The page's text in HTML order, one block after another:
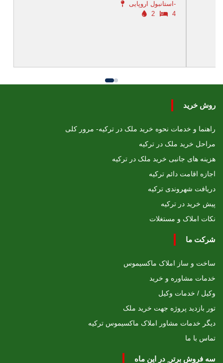
استانبول اروپایی-
4
2
روش خرید
راهنما و خدمات نحوه خرید ملک در ترکیه- مرور کلی
مراحل خرید ملک در ترکیه
هزینه های جانبی خرید ملک در ترکیه
اجازه اقامت دائم ترکیه
دریافت شهروندی ترکیه
پیش خرید در ترکیه
نکات املاک و مستغلات
شرکت ما
ساخت و ساز املاک ماکسیموس
خدمات مشاوره و خرید
وکیل / خدمات وکیل
تور بازدید پروژه جهت خرید ملک
دیگر خدمات مشاور املاک ماکسیموس ترکیه
تماس با ما
سه فروش برتر ِ در این ماه